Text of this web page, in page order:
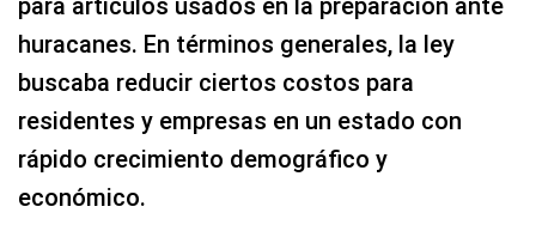
para artículos usados en la preparación ante
huracanes. En términos generales, la ley
buscaba reducir ciertos costos para
residentes y empresas en un estado con
rápido crecimiento demográfico y
económico.